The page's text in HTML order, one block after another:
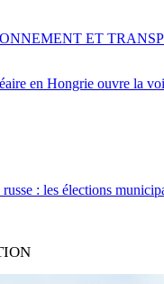
en Hongrie ouvre la
ET
: les élections